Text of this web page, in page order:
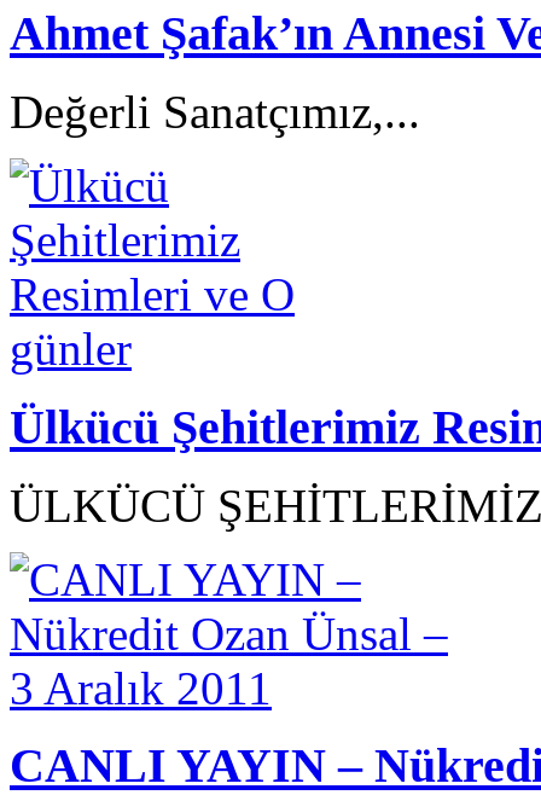
Ahmet Şafak’ın Annesi
Değerli Sanatçımız,...
Ülkücü Şehitlerimiz
ÜLKÜCÜ
CANLI YAYIN –